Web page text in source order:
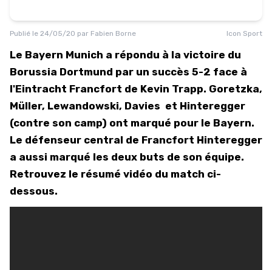
Publié le 24/05/20 par Fabien Borne Icon Sport
Le Bayern Munich a répondu à la victoire du
Borussia Dortmund par un succès 5-2 face à
l'Eintracht Francfort de Kevin Trapp. Goretzka,
Müller, Lewandowski, Davies et Hinteregger
(contre son camp) ont marqué pour le Bayern.
Le défenseur central de Francfort Hinteregger
a aussi marqué les deux buts de son équipe.
Retrouvez le résumé vidéo du match ci-
dessous.